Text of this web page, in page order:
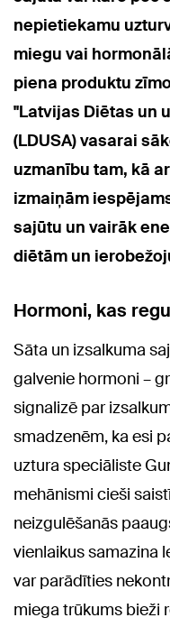
nepietiekamu
miegu vai
piena produktu
"Latvijas Diētas un
(LDUSA) vasarai
uzmanību tam, kā
izmaiņām
sajūtu un vairāk
diētām un
Hormoni, kas
Sāta un izsalkuma
galvenie hormoni –
signalizē par
smadzenēm, ka esi
uztura speciāliste
mehānismi cieši
neizgulēšanās
vienlaikus samazina
var parādīties
miega trūkums bieži